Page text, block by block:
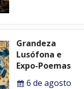
Grandeza
Lusófona e
Expo-Poemas
6 de agosto